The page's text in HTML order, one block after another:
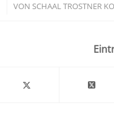
VON SCHAAL TROSTNER